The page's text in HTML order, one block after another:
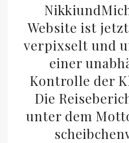
Website ist
verpixselt und
einer
Kontrolle der
Die
unter dem